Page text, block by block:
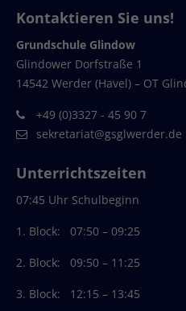
376-293 City Road, Suite 600
San Francisco, CA 94102
Have any questions?
+44 1234 567 890
Drop us a line
About us
adipiscing elit.
Aenean commodo ligula
parturient montes,
Kontaktieren Sie uns!
Grundschule Glindow
Glindower Dorfstraße 1
14542 Werder (Havel) – OT
+49 (0)3327 - 45 90 7
sekretariat@gsglwerder.de
Unterrichtszeiten
07:45 Uhr Schulbeginn
1. Block: 07:50 – 09:25
2. Block: 09:50 – 11:25
3. Block: 12:15 – 13:45